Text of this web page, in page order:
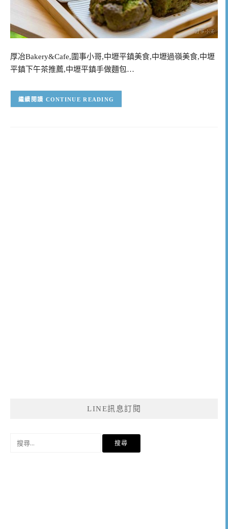
厚冶Bakery&Cafe,圍事小哥,中壢平鎮美食,中壢過嶺美食,中壢
平鎮下午茶推薦,中壢平鎮手做麵包…
CONTINUE READING
LINE訊息訂閱